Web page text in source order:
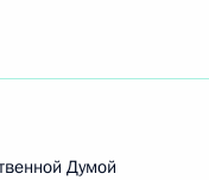
Думой